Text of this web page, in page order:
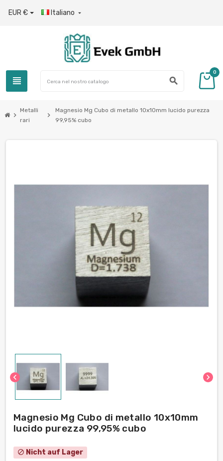
EUR € Italiano 
view_headline search
0
chevron_right
Metalli
rari
chevron_right
Magnesio Mg Cubo di metallo 10x10mm lucido purezza
99,95% cubo
chevron_left chevron_right
Magnesio Mg Cubo di metallo 10x10mm
lucido purezza 99,95% cubo
block Nicht auf Lager